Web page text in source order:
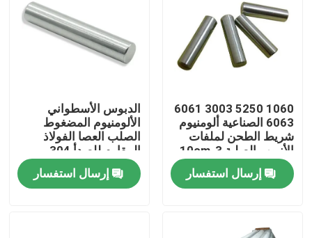
المنزل
1060 5250 3003 6061
6063 الصناعية ألومنيوم
شريط الطحن لملفات
الأنبوب الصلبة 3-10cm
إرسال استفسار
الدبوس الأسطواني
الألومنيوم المضغوط
الصلب العصا الفولاذ
المقاوم للصدأ 304
العمود الدائري
إرسال استفسار